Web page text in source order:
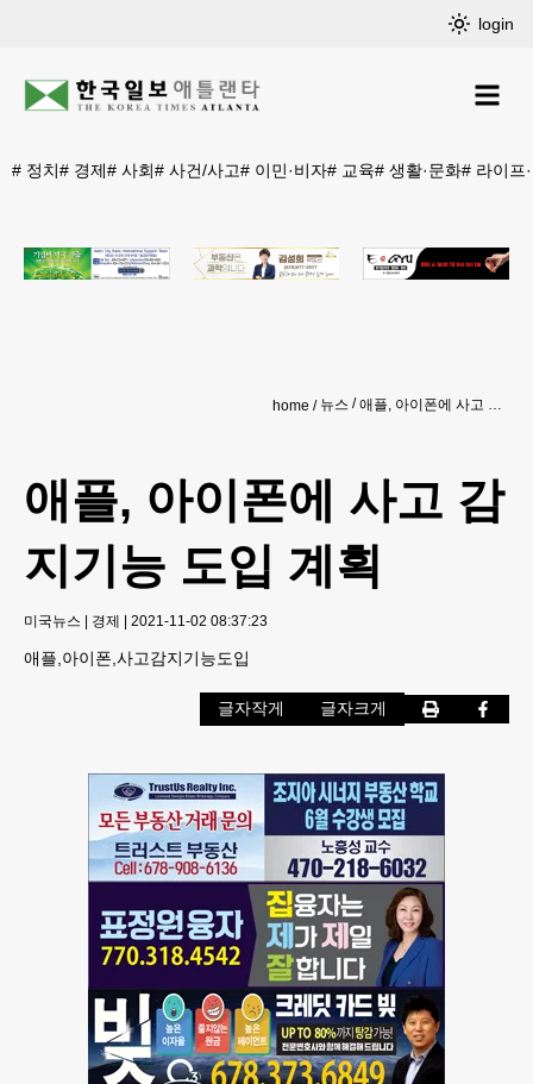
login
# 정치# 경제# 사회# 사건/사고# 이민·비자# 교육# 생활·문화# 라이프
home 뉴스 애플, 아이폰에 사고 감지기능 도입 계획
애플, 아이폰에 사고 감
지기능 도입 계획
미국뉴스 | 경제 | 2021-11-02 08:37:23
애플,아이폰,사고감지기능도입
글자작게 글자크게